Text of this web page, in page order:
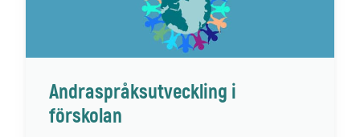
Andraspråksutveckling i
förskolan